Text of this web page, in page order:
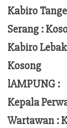
Kabiro
Serang :
Kabiro
Kosong
lAMPUNG :
Kepala
Wartawan :